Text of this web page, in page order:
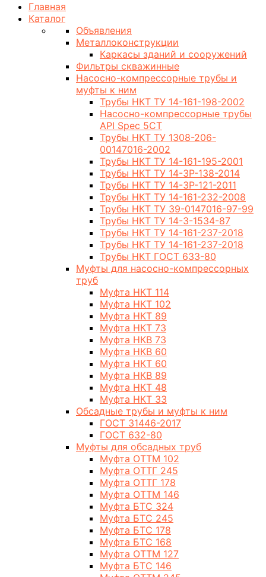
Главная
Каталог
Объявления
Металлоконструкции
Каркасы зданий и сооружений
Фильтры скважинные
Насосно-компрессорные трубы и
муфты к ним
Трубы НКТ ТУ 14-161-198-2002
Насосно-компрессорные трубы
API Spec 5CT
Трубы НКТ ТУ 1308-206-
00147016-2002
Трубы НКТ ТУ 14-161-195-2001
Трубы НКТ ТУ 14-3Р-138-2014
Трубы НКТ ТУ 14-3Р-121-2011
Трубы НКТ ТУ 14-161-232-2008
Трубы НКТ ТУ 39-0147016-97-99
Трубы НКТ ТУ 14-3-1534-87
Трубы НКТ ТУ 14-161-237-2018
Трубы НКТ ТУ 14-161-237-2018
Трубы НКТ ГОСТ 633-80
Муфты для насосно-компрессорных
труб
Муфта НКТ 114
Муфта НКТ 102
Муфта НКТ 89
Муфта НКТ 73
Муфта НКВ 73
Муфта НКВ 60
Муфта НКТ 60
Муфта НКВ 89
Муфта НКТ 48
Муфта НКТ 33
Обсадные трубы и муфты к ним
ГОСТ 31446-2017
ГОСТ 632-80
Муфты для обсадных труб
Муфта ОТТМ 102
Муфта ОТТГ 245
Муфта ОТТГ 178
Муфта ОТТМ 146
Муфта БТС 324
Муфта БТС 245
Муфта БТС 178
Муфта БТС 168
Муфта ОТТМ 127
Муфта БТС 146